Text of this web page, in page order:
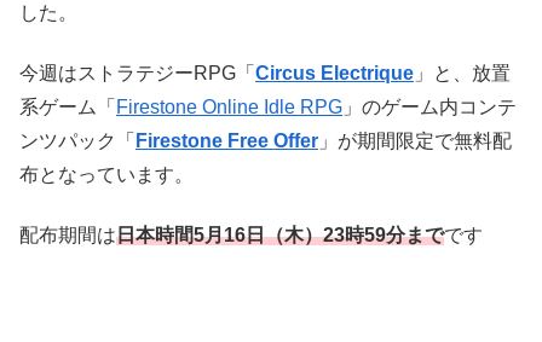
した。
今週はストラテジーRPG「 Circus Electrique 」と、放置
系ゲーム「 Firestone Online Idle RPG 」のゲーム内コンテ
ンツパック「 Firestone Free Offer 」が期間限定で無料配
布となっています。
配布期間は日本時間5月16日（木）23時59分までです